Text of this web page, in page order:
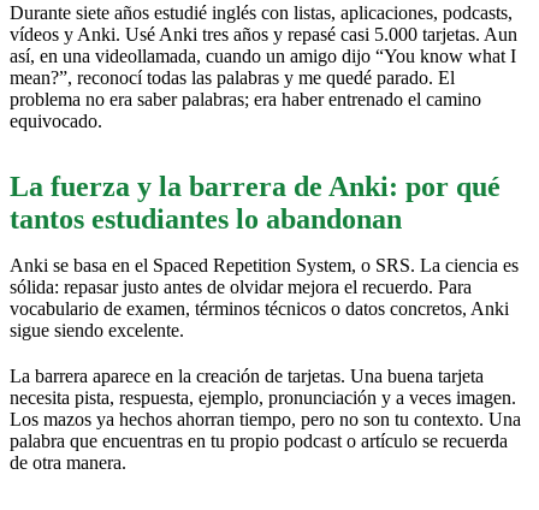
Durante siete años estudié inglés con listas, aplicaciones, podcasts,
vídeos y Anki. Usé Anki tres años y repasé casi 5.000 tarjetas. Aun
así, en una videollamada, cuando un amigo dijo “You know what I
mean?”, reconocí todas las palabras y me quedé parado. El
problema no era saber palabras; era haber entrenado el camino
equivocado.
La fuerza y la barrera de Anki: por qué
tantos estudiantes lo abandonan
Anki se basa en el Spaced Repetition System, o SRS. La ciencia es
sólida: repasar justo antes de olvidar mejora el recuerdo. Para
vocabulario de examen, términos técnicos o datos concretos, Anki
sigue siendo excelente.
La barrera aparece en la creación de tarjetas. Una buena tarjeta
necesita pista, respuesta, ejemplo, pronunciación y a veces imagen.
Los mazos ya hechos ahorran tiempo, pero no son tu contexto. Una
palabra que encuentras en tu propio podcast o artículo se recuerda
de otra manera.